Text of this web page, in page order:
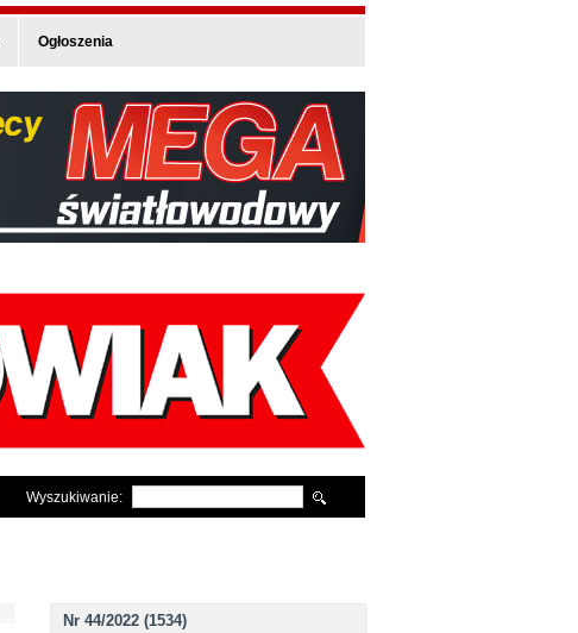
Ogłoszenia
Wyszukiwanie:
Nr 44/2022 (1534)